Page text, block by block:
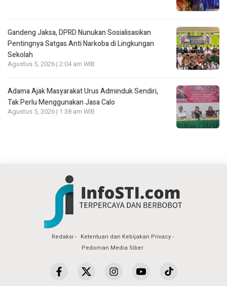
Gandeng Jaksa, DPRD Nunukan Sosialisasikan
Pentingnya Satgas Anti Narkoba di Lingkungan
Sekolah
Agustus 5, 2026 | 2:04 am WIB
Adama Ajak Masyarakat Urus Adminduk Sendiri,
Tak Perlu Menggunakan Jasa Calo
Agustus 5, 2026 | 1:38 am WIB
Redaksi
Ketentuan dan Kebijakan Privacy
Pedoman Media Siber